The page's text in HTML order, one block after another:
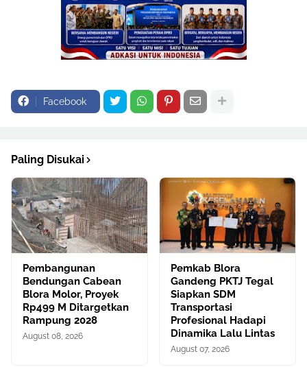
Facebook
Paling Disukai
Pembangunan
Bendungan Cabean
Blora Molor, Proyek
Rp499 M Ditargetkan
Rampung 2028
August 08, 2026
Pemkab Blora
Gandeng PKTJ Tegal
Siapkan SDM
Transportasi
Profesional Hadapi
Dinamika Lalu Lintas
August 07, 2026